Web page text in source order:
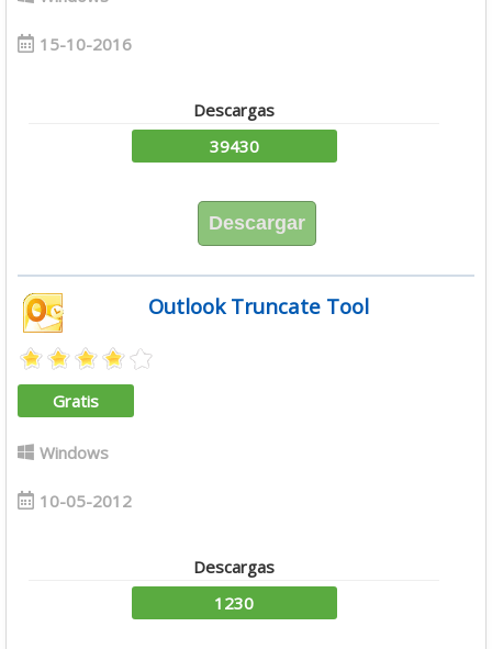
15-10-2016
Descargas
39430
Descargar
Outlook Truncate Tool
Gratis
Windows
10-05-2012
Descargas
1230